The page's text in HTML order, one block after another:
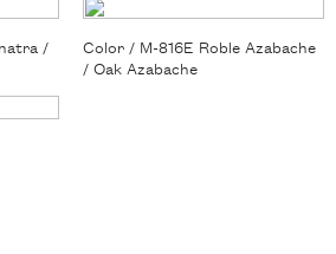
/
Color / M-816E Roble Azabache
/ Oak Azabache